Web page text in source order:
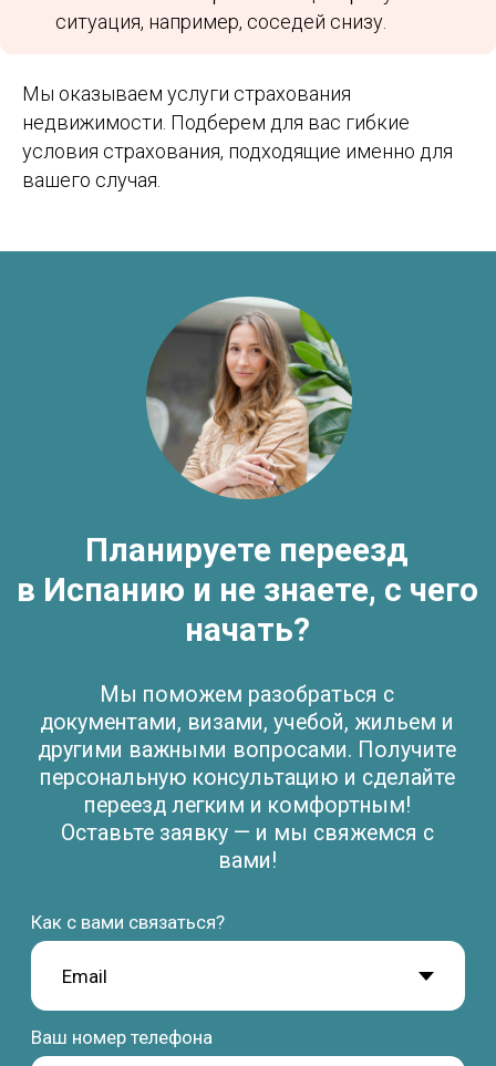
ситуация, например, соседей снизу.
Мы оказываем услуги страхования
недвижимости. Подберем для вас гибкие
условия страхования, подходящие именно для
вашего случая.
Учёба и переезд в Испанию без стресса и ошибок
Получить стратегию
Контакты
Обучение
Базируемся в Барселоне
Работаем онлайн
hola@studybarcelona.su
Школы
Бизнес-школы
Языковые академии
Юридическая информация
Политика конфиденциальности